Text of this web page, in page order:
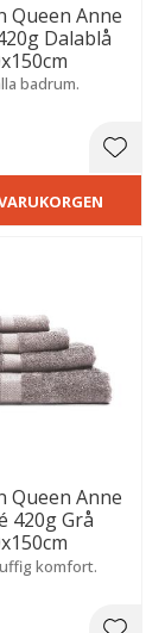
Queen Anne
Dalablå
badrum.
Queen Anne
420g Grå
komfort.